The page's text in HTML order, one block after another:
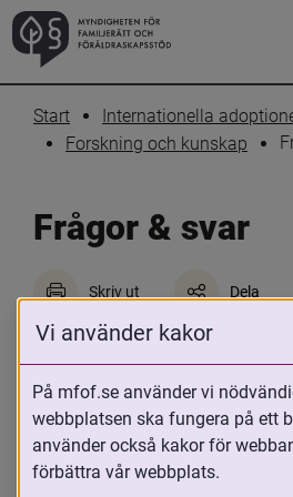
Start
Internationella
Forskning och kunskap
Frågor & svar
Skriv ut Dela
Använd länkarna nedan
olika kategorier.
Filtrera resultatet
Det här formuläret postas
Frågor från...
Yrkesverksamma
Vi använder kakor
På mfof.se använder vi
webbplatsen ska fungera på ett
använder också kakor för
förbättra vår webbplats.